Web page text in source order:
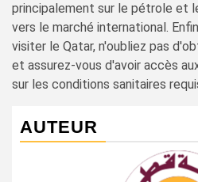
principalement sur le pétrole et
vers le marché international.
visiter le Qatar, n'oubliez pas
et assurez-vous d'avoir accès
sur les conditions sanitaires
AUTEUR